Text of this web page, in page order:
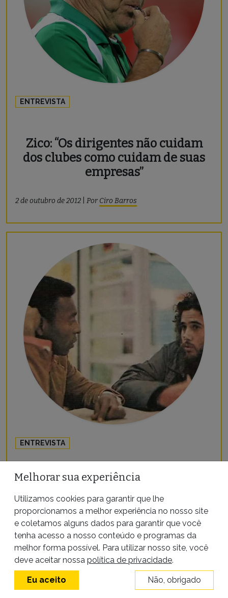
ENTREVISTA
Zico: “Os dirigentes não cuidam
dos clubes como cuidam de suas
empresas”
2 de outubro de 2012 Por Ciro Barros
ENTREVISTA
Afonsinho, ex-Botafogo: “Falta
democracia no esporte e no
futebol”
Melhorar sua experiência
Utilizamos cookies para garantir que lhe
proporcionamos a melhor experiência no nosso site
e coletamos alguns dados para garantir que você
tenha acesso a nosso conteúdo e programas da
melhor forma possível. Para utilizar nosso site, você
deve aceitar nossa política de privacidade.
Eu aceito Não, obrigado